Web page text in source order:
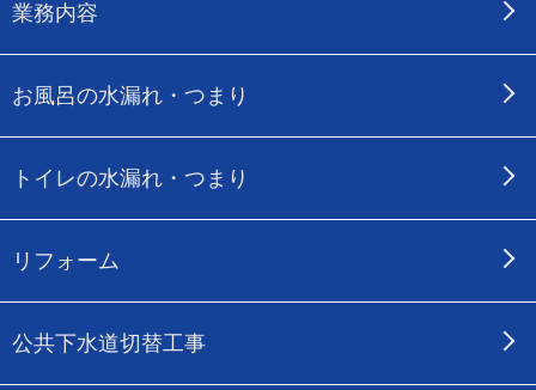
業務内容
お風呂の水漏れ・つまり
トイレの水漏れ・つまり
リフォーム
公共下水道切替工事